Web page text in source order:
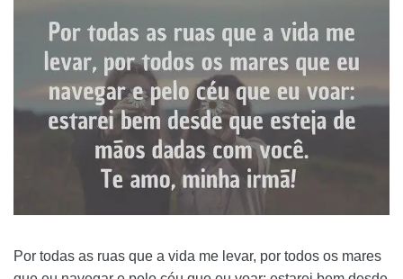
Por todas as ruas que a vida me levar, por todos os mares